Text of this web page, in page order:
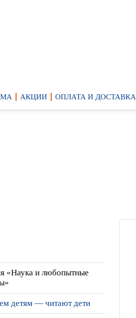
АКЦИИ ОПЛАТА И ДОСТАВКА
«Наука и любопытные
детям — читают дети